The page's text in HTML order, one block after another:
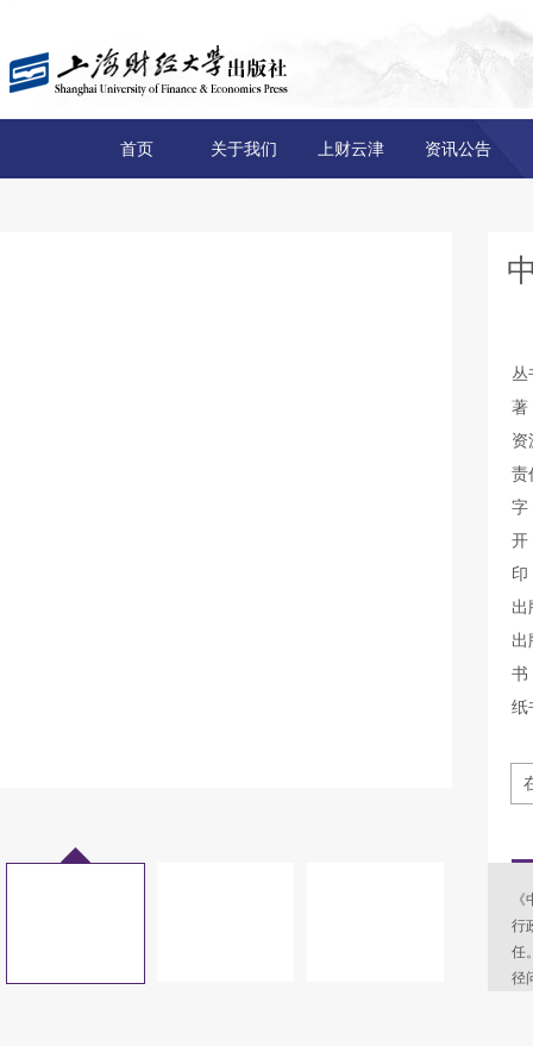
首页 关于我们 上财云津 资讯公告
丛
著
资
责
出
出
纸
行
任
径